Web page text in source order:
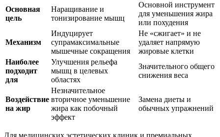
Основная
цель
Наращивание и
тонизирование мышц
Основной инструмент
для уменьшения жира
или похудения
Механизм
Индуцирует
супрамаксимальные
мышечные сокращения
Не «сжигает» и не
удаляет напрямую
жировые клетки
Наиболее
подходит
для
Улучшения рельефа
мышц в целевых
областях
Значительного общего
снижения веса
Воздействие
на жир
Незначительное
вторичное уменьшение
жира как побочный
эффект
Замена диеты и
обычных упражнений
Для медицинских эстетических клиник и премиальных